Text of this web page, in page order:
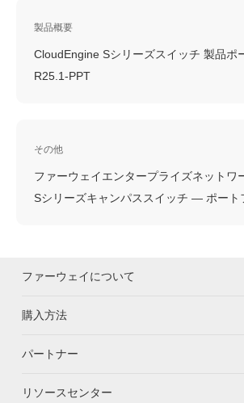
製品概要
CloudEngine Sシリーズスイッチ 製品ポ
R25.1-PPT
その他
ファーウェイエンタープライズネットワ
Sシリーズキャンパススイッチ — ポート
ファーウェイについて
購入方法
パートナー
リソースセンター